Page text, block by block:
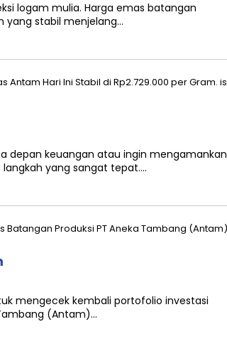
logam mulia. Harga emas batangan
yang stabil menjelang…
depan keuangan atau ingin mengamankan
yang sangat tepat….
mengecek kembali portofolio investasi
(Antam)…